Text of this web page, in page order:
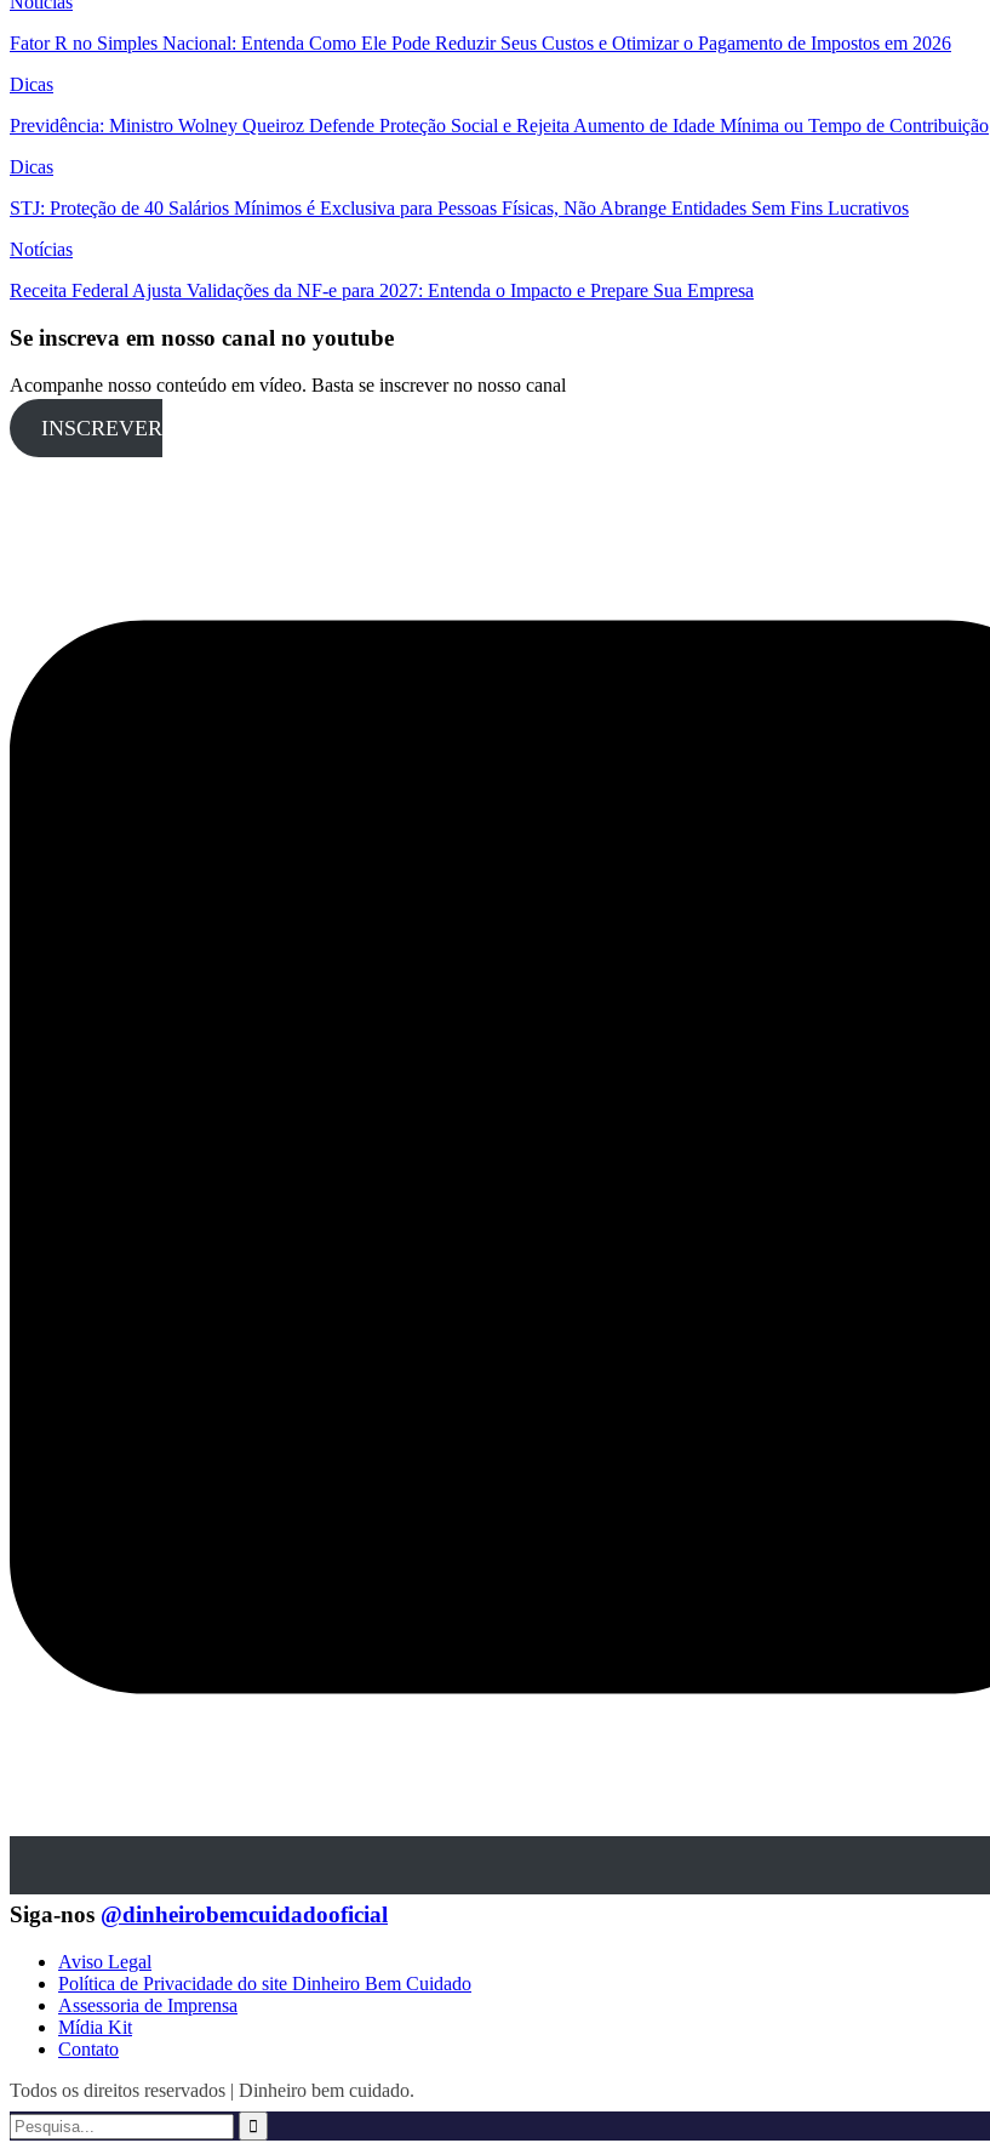
Fator R no Simples Nacional: Entenda Como Ele Pode Reduzir Seus Custos e Otimizar o Pagamento de Impostos em 2026
Dicas
Previdência: Ministro Wolney Queiroz Defende Proteção Social e Rejeita Aumento de Idade Mínima ou Tempo de Contribuição
Dicas
STJ: Proteção de 40 Salários Mínimos é Exclusiva para Pessoas Físicas, Não Abrange Entidades Sem Fins Lucrativos
Notícias
Receita Federal Ajusta Validações da NF-e para 2027: Entenda o Impacto e Prepare Sua Empresa
Se inscreva em nosso canal no youtube
Acompanhe nosso conteúdo em vídeo. Basta se inscrever no nosso canal
INSCREVER
Siga-nos @dinheirobemcuidadooficial
Aviso Legal
Política de Privacidade do site Dinheiro Bem Cuidado
Assessoria de Imprensa
Mídia Kit
Contato
Todos os direitos reservados | Dinheiro bem cuidado.